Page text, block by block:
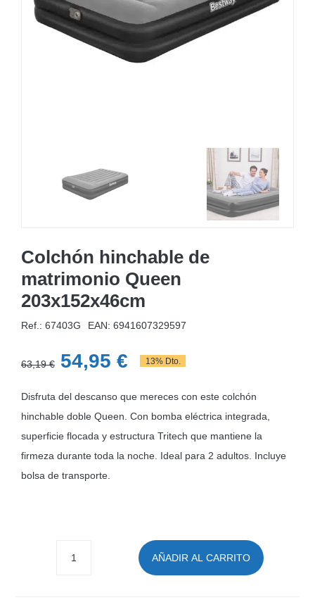
MOBILIARIO HINCHABLE
CAMPING
Colchón hinchable de
matrimonio Queen
203x152x46cm
Ref.: 67403G EAN: 6941607329597
63,19€ El
original
era:
63,19 €.
54,95 €El
actual
es:
54,95 €.
13% Dto.
Disfruta del descanso que mereces con este colchón
hinchable doble Queen. Con bomba eléctrica integrada,
superficie flocada y estructura Tritech que mantiene la
firmeza durante toda la noche. Ideal para 2 adultos. Incluye
bolsa de transporte.
AÑADIR AL CARRITO